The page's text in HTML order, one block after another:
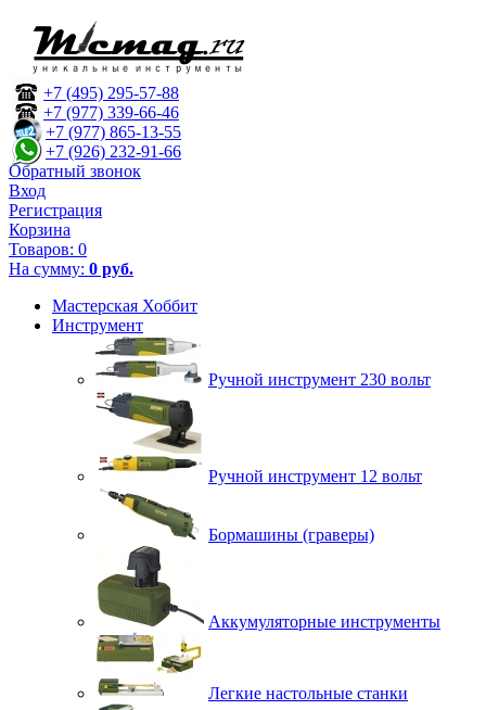
+7 (495) 295-57-88
+7 (977) 339-66-46
+7 (977) 865-13-55
+7 (926) 232-91-66
Обратный звонок
Вход
Регистрация
Корзина
Товаров: 0
На сумму: 0 руб.
Мастерская Хоббит
Инструмент
Ручной инструмент 230 вольт
Ручной инструмент 12 вольт
Бормашины (граверы)
Аккумуляторные инструменты
Легкие настольные станки